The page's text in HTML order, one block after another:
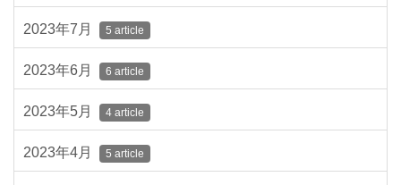
2023年7月 5 article
2023年6月 6 article
2023年5月 4 article
2023年4月 5 article